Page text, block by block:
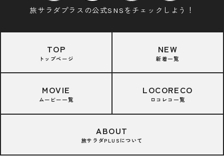
旅サラダプラスの公式SNSをチェックしよう！
TOP
トップページ
NEW
新着一覧
MOVIE
ムービー一覧
LOCORECO
ロコレコ一覧
ABOUT
旅サラダPLUSについて